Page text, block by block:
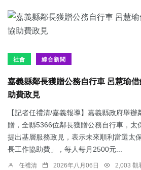
社會 綜合新聞
嘉義縣鄰長獲贈公務自行車 呂慧瑜
助費政見
【記者任禮清/嘉義報導】嘉義縣政府舉
贈，全縣5366位鄰長獲贈公務自行車，太
提出基層服務政見，表示未來順利當選太
長工作協助費」，每人每月2500元...
任禮清 2026年八月06日 2,003 觀